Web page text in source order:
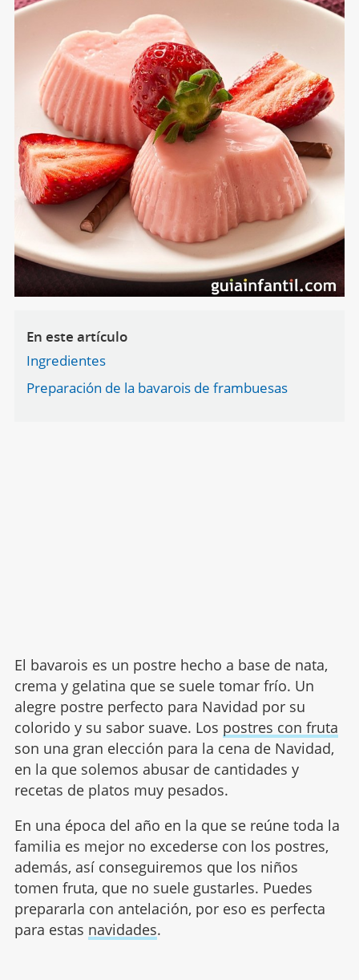
En este artículo
Ingredientes
Preparación de la bavarois de frambuesas
El bavarois es un postre hecho a base de nata,
crema y gelatina que se suele tomar frío. Un
alegre postre perfecto para Navidad por su
colorido y su sabor suave. Los postres con fruta
son una gran elección para la cena de Navidad,
en la que solemos abusar de cantidades y
recetas de platos muy pesados.
En una época del año en la que se reúne toda la
familia es mejor no excederse con los postres,
además, así conseguiremos que los niños
tomen fruta, que no suele gustarles. Puedes
prepararla con antelación, por eso es perfecta
para estas navidades.